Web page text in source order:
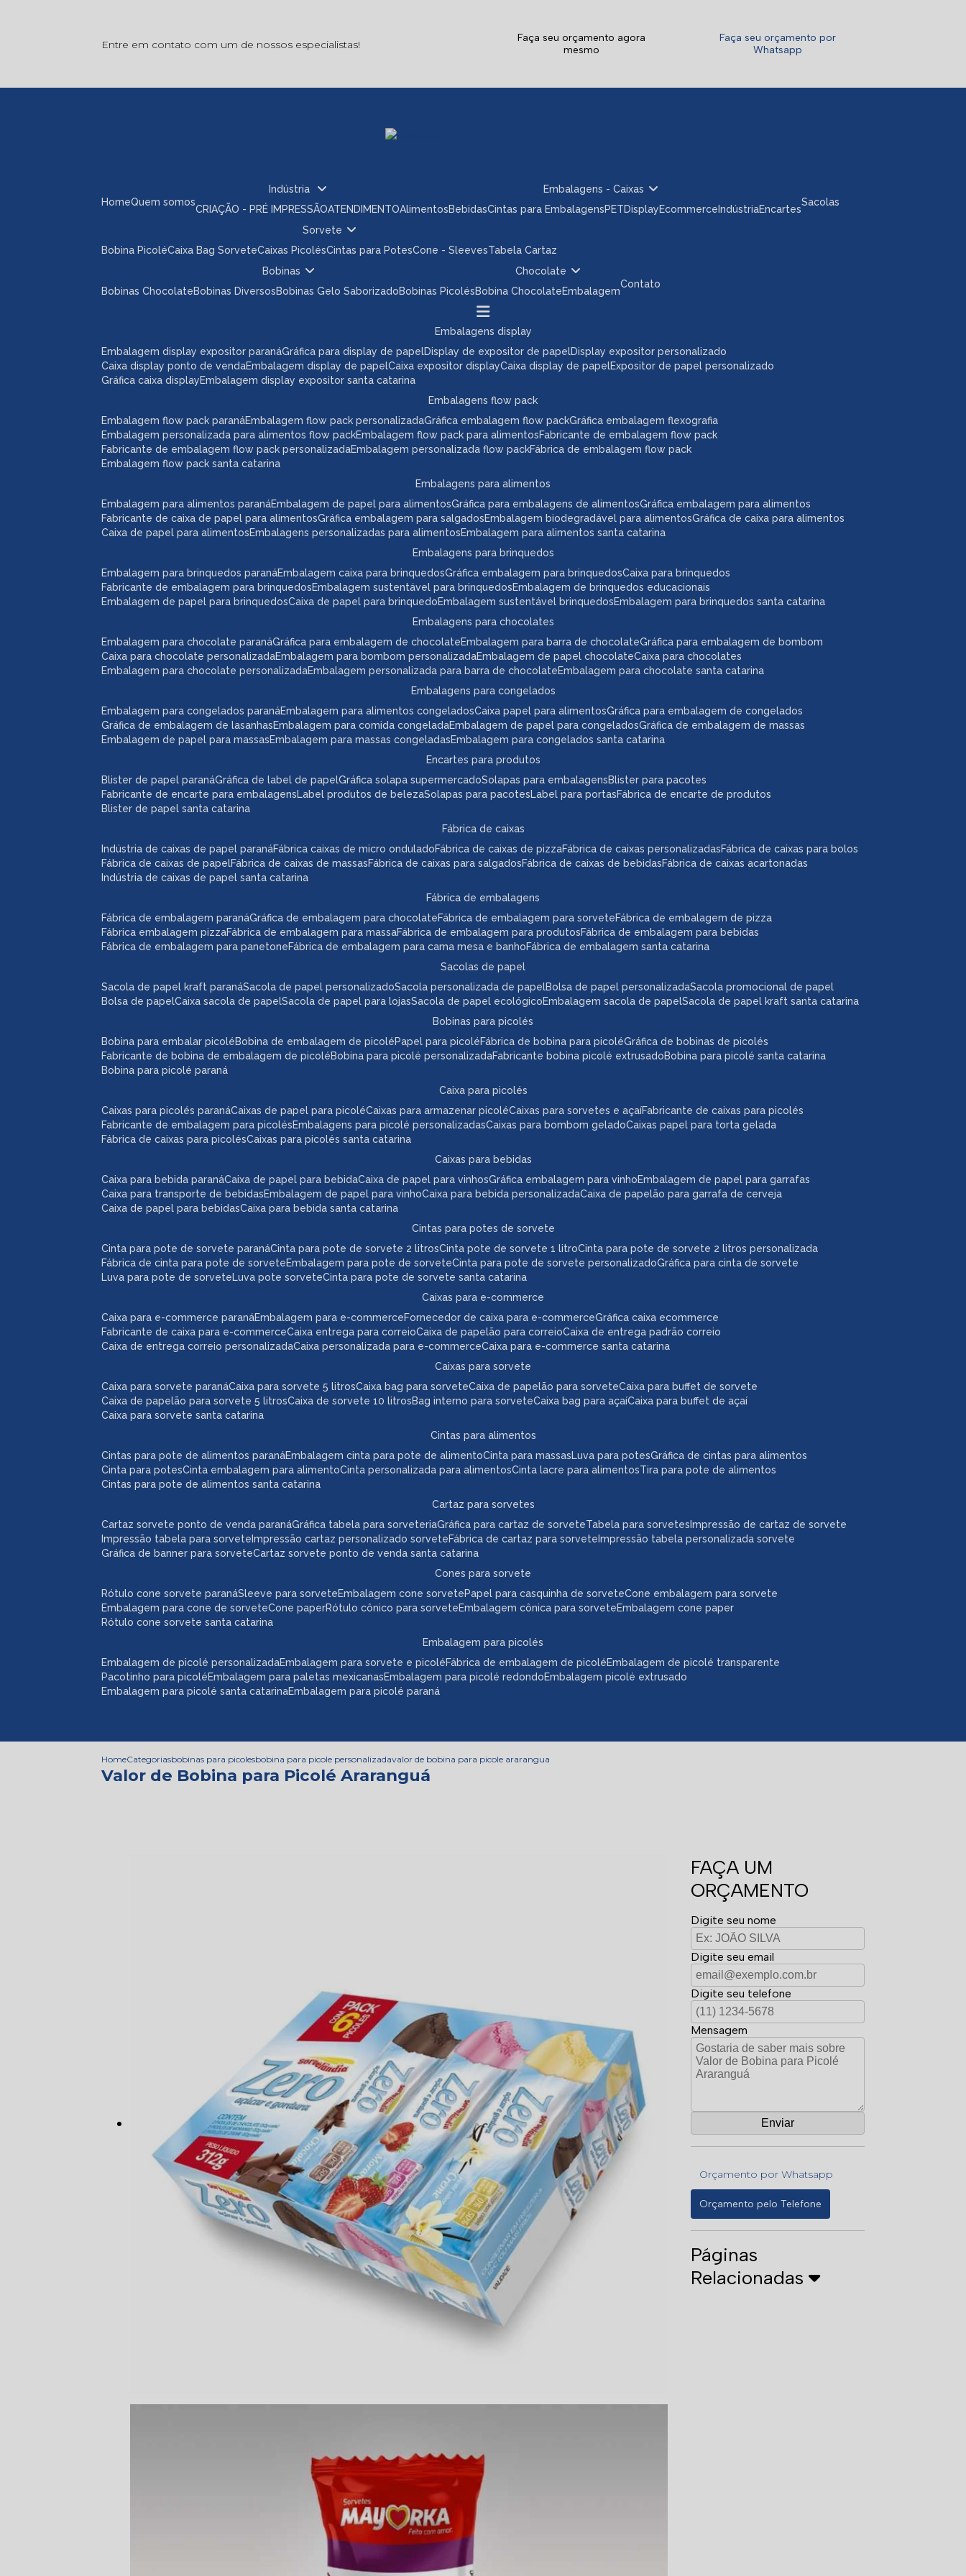
Entre em contato com um de nossos especialistas!
Faça seu orçamento agora
mesmo
Faça seu orçamento por
Whatsapp
Home Quem somos
Indústria
CRIAÇÃO - PRÉ IMPRESSÃO ATENDIMENTO
Sacolas
Sorvete
Bobina Picolé
Caixa Bag Sorvete Caixas Picolés Cintas para Potes Cone - Sleeves
Tabela Cartaz
Chocolate
Bobina Chocolate Embalagem
Bobinas
Bobinas Chocolate
Bobinas Diversos Bobinas Gelo Saborizado Bobinas Picolés
Embalagens - Caixas
Alimentos
Bebidas Cintas para Embalagens Display Ecommerce Encartes
Indústria
PET
Contato
bobinas para picolés
bobina para embalar picolé
bobina de embalagem de picolé papel para picolé
gráfica de bobinas de picolés
fabricante de bobina de embalagem de picolé
fabricante bobina picolé extrusado
bobina para picolé personalizada
fábrica de bobina para picolé
bobina para picolé santa catarina
bobina para picolé paraná
caixa para picolés
caixas de papel para picolé
caixas para armazenar picolé
caixas para sorvetes e açaí
fabricante de embalagem para picolés embalagens para picolé personalizadas caixas papel para torta gelada
caixas para bombom gelado
fabricante de caixas para picolés
fábrica de caixas para picolés caixas para picolés santa catarina
caixas para picolés paraná
caixas para bebidas
caixa de papel para bebida
caixa de papel para vinhos
gráfica embalagem para vinho
caixa para transporte de bebidas embalagem de papel para vinho caixa de papelão para garrafa de cerveja
caixa para bebida personalizada
embalagem de papel para garrafas
caixa de papel para bebidas caixa para bebida santa catarina
caixa para bebida paraná
caixas para e-commerce
embalagem para e-commerce fornecedor de caixa para e-commerce
gráfica caixa ecommerce
caixa entrega para correio
caixa de papelão para correio
caixa de entrega correio personalizada
caixa de entrega padrão correio
fabricante de caixa para e-commerce
caixa personalizada para e-commerce
caixa para e-commerce santa catarina
caixa para e-commerce paraná
caixas para sorvete
caixa para sorvete 5 litros
caixa bag para sorvete
caixa de papelão para sorvete
caixa de papelão para sorvete 5 litros
caixa de sorvete 10 litros caixa bag para açaí
bag interno para sorvete
caixa para buffet de sorvete
caixa para buffet de açaí
caixa para sorvete santa catarina
caixa para sorvete paraná
cartaz para sorvetes
gráfica tabela para sorveteria
gráfica para cartaz de sorvete
tabela para sorvetes
impressão tabela para sorvete impressão cartaz personalizado sorvete impressão tabela personalizada sorvete
fábrica de cartaz para sorvete
impressão de cartaz de sorvete
gráfica de banner para sorvete cartaz sorvete ponto de venda santa catarina
cartaz sorvete ponto de venda paraná
cintas para alimentos
embalagem cinta para pote de alimento
cinta para massas luva para potes
cinta para potes
cinta embalagem para alimento cinta lacre para alimentos
cinta personalizada para alimentos
gráfica de cintas para alimentos
tira para pote de alimentos
cintas para pote de alimentos santa catarina
cintas para pote de alimentos paraná
cintas para potes de sorvete
cinta para pote de sorvete 2 litros
cinta pote de sorvete 1 litro
cinta para pote de sorvete 2 litros personalizada
embalagem para pote de sorvete
cinta para pote de sorvete personalizado
luva para pote de sorvete
gráfica para cinta de sorvete
fábrica de cinta para pote de sorvete
luva pote sorvete
cinta para pote de sorvete santa catarina
cinta para pote de sorvete paraná
cones para sorvete
sleeve para sorvete embalagem cone sorvete
papel para casquinha de sorvete
embalagem para cone de sorvete
cone paper embalagem cônica para sorvete
rótulo cônico para sorvete
cone embalagem para sorvete
embalagem cone paper
rótulo cone sorvete santa catarina
rótulo cone sorvete paraná
embalagem para picolés
embalagem de picolé personalizada embalagem para sorvete e picolé fábrica de embalagem de picolé
pacotinho para picolé embalagem para paletas mexicanas embalagem picolé extrusado
embalagem para picolé redondo
embalagem de picolé transparente
embalagem para picolé santa catarina embalagem para picolé paraná
embalagens display
gráfica para display de papel
display de expositor de papel
display expositor personalizado
embalagem display de papel
caixa expositor display expositor de papel personalizado
caixa display de papel
caixa display ponto de venda
gráfica caixa display embalagem display expositor santa catarina
embalagem display expositor paraná
embalagens flow pack
embalagem flow pack personalizada
gráfica embalagem flow pack
gráfica embalagem flexografia
embalagem flow pack para alimentos fabricante de embalagem flow pack
embalagem personalizada flow pack
fabricante de embalagem flow pack personalizada
embalagem personalizada para alimentos flow pack
fábrica de embalagem flow pack
embalagem flow pack santa catarina
embalagem flow pack paraná
embalagens para alimentos
embalagem de papel para alimentos
gráfica para embalagens de alimentos
gráfica embalagem para alimentos
gráfica embalagem para salgados embalagem biodegradável para alimentos
caixa de papel para alimentos
gráfica de caixa para alimentos
fabricante de caixa de papel para alimentos
embalagens personalizadas para alimentos embalagem para alimentos santa catarina
embalagem para alimentos paraná
embalagens para brinquedos
embalagem caixa para brinquedos
gráfica embalagem para brinquedos
caixa para brinquedos
embalagem sustentável para brinquedos embalagem de brinquedos educacionais
caixa de papel para brinquedo
embalagem de papel para brinquedos
fabricante de embalagem para brinquedos
embalagem sustentável brinquedos embalagem para brinquedos santa catarina
embalagem para brinquedos paraná
embalagens para chocolates
gráfica para embalagem de chocolate embalagem para barra de chocolate
gráfica para embalagem de bombom
embalagem para bombom personalizada embalagem de papel chocolate
embalagem para chocolate personalizada
caixa para chocolates
caixa para chocolate personalizada
embalagem personalizada para barra de chocolate embalagem para chocolate santa catarina
embalagem para chocolate paraná
embalagens para congelados
embalagem para alimentos congelados
caixa papel para alimentos
gráfica para embalagem de congelados
embalagem para comida congelada embalagem de papel para congelados
embalagem de papel para massas
gráfica de embalagem de massas
gráfica de embalagem de lasanhas
embalagem para massas congeladas embalagem para congelados santa catarina
embalagem para congelados paraná
encartes para produtos
gráfica de label de papel
gráfica solapa supermercado solapas para embalagens
fabricante de encarte para embalagens label produtos de beleza label para portas
solapas para pacotes
blister para pacotes
fábrica de encarte de produtos
blister de papel santa catarina
blister de papel paraná
fábrica de caixas
fábrica caixas de micro ondulado fábrica de caixas de pizza fábrica de caixas personalizadas
fábrica de caixas de papel fábrica de caixas de massas fábrica de caixas de bebidas
fábrica de caixas para salgados
fábrica de caixas para bolos
fábrica de caixas acartonadas
indústria de caixas de papel santa catarina
indústria de caixas de papel paraná
fábrica de embalagens
gráfica de embalagem para chocolate fábrica de embalagem para sorvete fábrica de embalagem de pizza
fábrica de embalagem para massa fábrica de embalagem para produtos
fábrica de embalagem para panetone
fábrica de embalagem para bebidas
fábrica embalagem pizza
fábrica de embalagem para cama mesa e banho fábrica de embalagem santa catarina
fábrica de embalagem paraná
sacolas de papel
sacola de papel personalizado sacola personalizada de papel bolsa de papel personalizada
bolsa de papel
caixa sacola de papel sacola de papel ecológico
sacola de papel para lojas
sacola promocional de papel
embalagem sacola de papel sacola de papel kraft santa catarina
sacola de papel kraft paraná
HomeCategoriasbobinas para picolesbobina para picole personalizadavalor de bobina para picole ararangua
Valor de Bobina para Picolé Araranguá
FAÇA UM
ORÇAMENTO
Digite seu nome
Digite seu email
Digite seu telefone
Mensagem
Orçamento por Whatsapp
Orçamento pelo Telefone
Páginas
Relacionadas